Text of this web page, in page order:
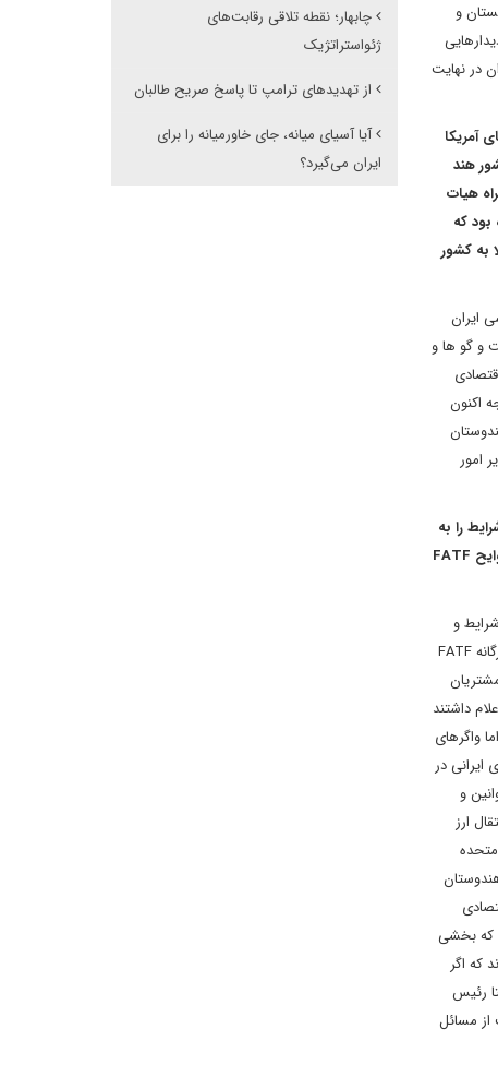
و
در نهایت
آمریکا
هند
هیات
به حدود 12 میلیارد دلار رسیده بود که
مقابل نیز دهلی نو نزدیک به 2 میلیارد دلار کالا به کشور
ایران
و گو ها و
اکنون
امور
را به
نفع ایران تغییر دهد یا خیر، به خصوص که هنوز مسائل مربوط به تصویب لوایح FATF
و
مناسبات پولی و بانکی جمهوری اسلامی ایران به واسطه عدم تصویب لوایح چهارگانه FATF
داشتند
واگرهای
در
و
ارز
که بخشی
که اگر
رئیس
دست از مسائل
چابهار؛ نقطه تلاقی رقابت‌های
ژئواستراتژیک
از تهدیدهای ترامپ تا پاسخ صریح طالبان
آیا آسیای میانه، جای خاورمیانه را برای
ایران می‌گیرد؟